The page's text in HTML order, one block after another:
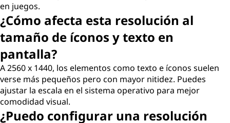
en juegos.
¿Cómo afecta esta resolución al
tamaño de íconos y texto en
pantalla?
A 2560 x 1440, los elementos como texto e íconos suelen
verse más pequeños pero con mayor nitidez. Puedes
ajustar la escala en el sistema operativo para mejor
comodidad visual.
¿Puedo configurar una resolución